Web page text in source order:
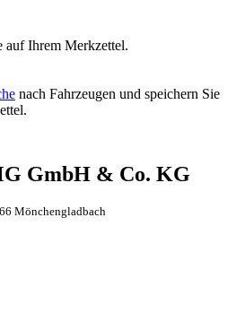
auf Ihrem Merkzettel.
nach Fahrzeugen und speichern Sie
GmbH & Co. KG
Mönchengladbach